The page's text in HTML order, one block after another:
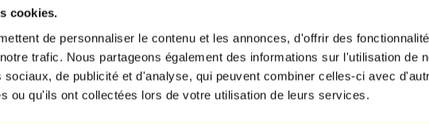
cookies.
de personnaliser le contenu et les annonces, d'offrir des
trafic. Nous partageons également des informations sur l'utilisation de
sociaux, de publicité et d'analyse, qui peuvent combiner celles-ci avec
ou qu'ils ont collectées lors de votre utilisation de leurs services.